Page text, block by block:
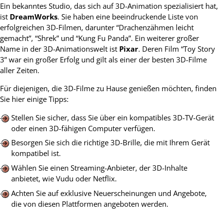
Ein bekanntes Studio, das sich auf 3D-Animation spezialisiert hat,
ist DreamWorks. Sie haben eine beeindruckende Liste von
erfolgreichen 3D-Filmen, darunter “Drachenzähmen leicht
gemacht”, “Shrek” und “Kung Fu Panda”. Ein weiterer großer
Name in der 3D-Animationswelt ist Pixar. Deren Film “Toy Story
3” war ein großer Erfolg und gilt als einer der besten 3D-Filme
aller Zeiten.
Für diejenigen, die 3D-Filme zu Hause genießen möchten, finden
Sie hier einige Tipps:
Stellen Sie sicher, dass Sie über ein kompatibles 3D-TV-Gerät
oder einen 3D-fähigen Computer verfügen.
Besorgen Sie sich die richtige 3D-Brille, die mit Ihrem Gerät
kompatibel ist.
Wählen Sie einen Streaming-Anbieter, der 3D-Inhalte
anbietet, wie Vudu oder Netflix.
Achten Sie auf exklusive Neuerscheinungen und Angebote,
die von diesen Plattformen angeboten werden.